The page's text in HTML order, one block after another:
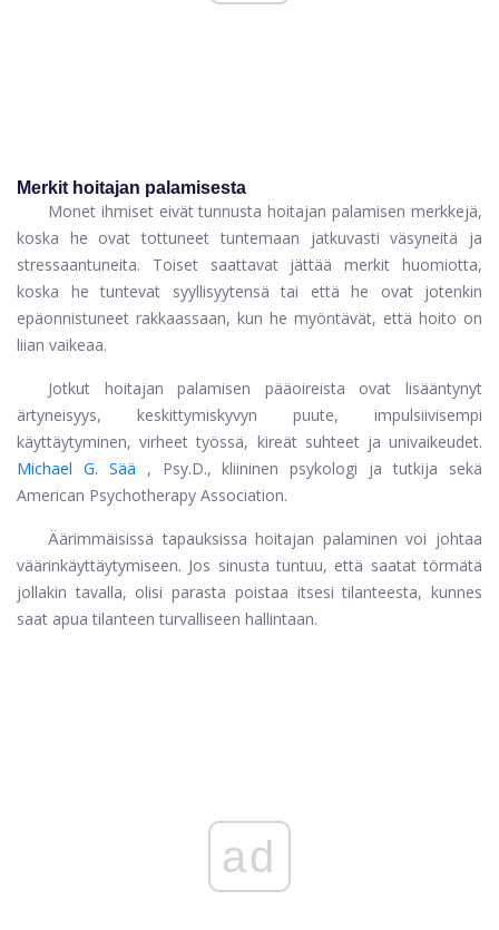
Merkit hoitajan palamisesta
Monet ihmiset eivät tunnusta hoitajan palamisen merkkejä,
koska he ovat tottuneet tuntemaan jatkuvasti väsyneitä ja
stressaantuneita. Toiset saattavat jättää merkit huomiotta,
koska he tuntevat syyllisyytensä tai että he ovat jotenkin
epäonnistuneet rakkaassaan, kun he myöntävät, että hoito on
liian vaikeaa.
Jotkut hoitajan palamisen pääoireista ovat lisääntynyt
ärtyneisyys, keskittymiskyvyn puute, impulsiivisempi
käyttäytyminen, virheet työssä, kireät suhteet ja univaikeudet.
Michael G. Sää
, Psy.D., kliininen psykologi ja tutkija sekä
American Psychotherapy Association.
Äärimmäisissä tapauksissa hoitajan palaminen voi johtaa
väärinkäyttäytymiseen. Jos sinusta tuntuu, että saatat törmätä
jollakin tavalla, olisi parasta poistaa itsesi tilanteesta, kunnes
saat apua tilanteen turvalliseen hallintaan.
ad